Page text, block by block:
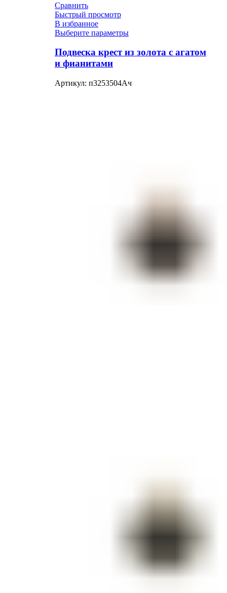
Сравнить
Быстрый просмотр
В избранное
Выберите параметры
Подвеска крест из золота с агатом
и фианитами
Артикул: п3253504Ач